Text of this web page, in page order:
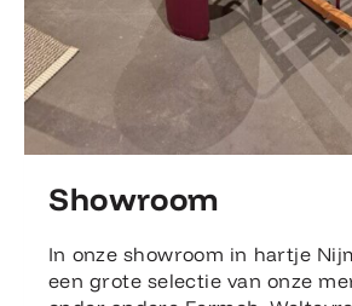
Showroom
In onze showroom in hartje
een grote selectie van onze